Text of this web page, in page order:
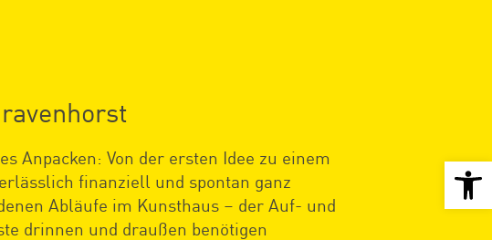
Anpacken: Von der ersten Idee zu einem
finanziell und spontan ganz
Abläufe im Kunsthaus – der Auf- und
drinnen und draußen benötigen